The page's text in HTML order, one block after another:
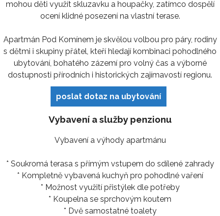
mohou děti využít skluzavku a houpačky, zatímco dospělí
ocení klidné posezení na vlastní terase.
Apartmán Pod Komínem je skvělou volbou pro páry, rodiny
s dětmi i skupiny přátel, kteří hledají kombinaci pohodlného
ubytování, bohatého zázemí pro volný čas a výborné
dostupnosti přírodních i historických zajímavostí regionu.
poslat dotaz na ubytování
Vybavení a služby penzionu
Vybavení a výhody apartmánu
* Soukromá terasa s přímým vstupem do sdílené zahrady
* Kompletně vybavená kuchyň pro pohodlné vaření
* Možnost využití přistýlek dle potřeby
* Koupelna se sprchovým koutem
* Dvě samostatné toalety